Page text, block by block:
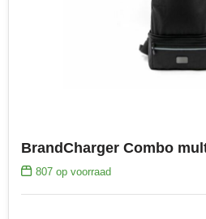
BrandCharger Combo
807op voorraad